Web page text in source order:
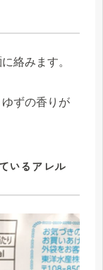
絡みます。
ずの香りが
いるアレル